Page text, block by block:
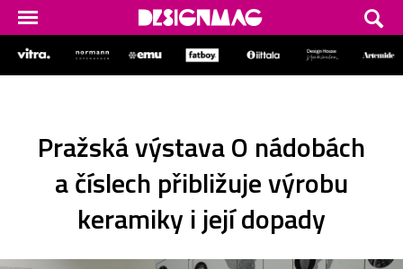
Pražská výstava O nádobách
a číslech přibližuje výrobu
keramiky i její dopady